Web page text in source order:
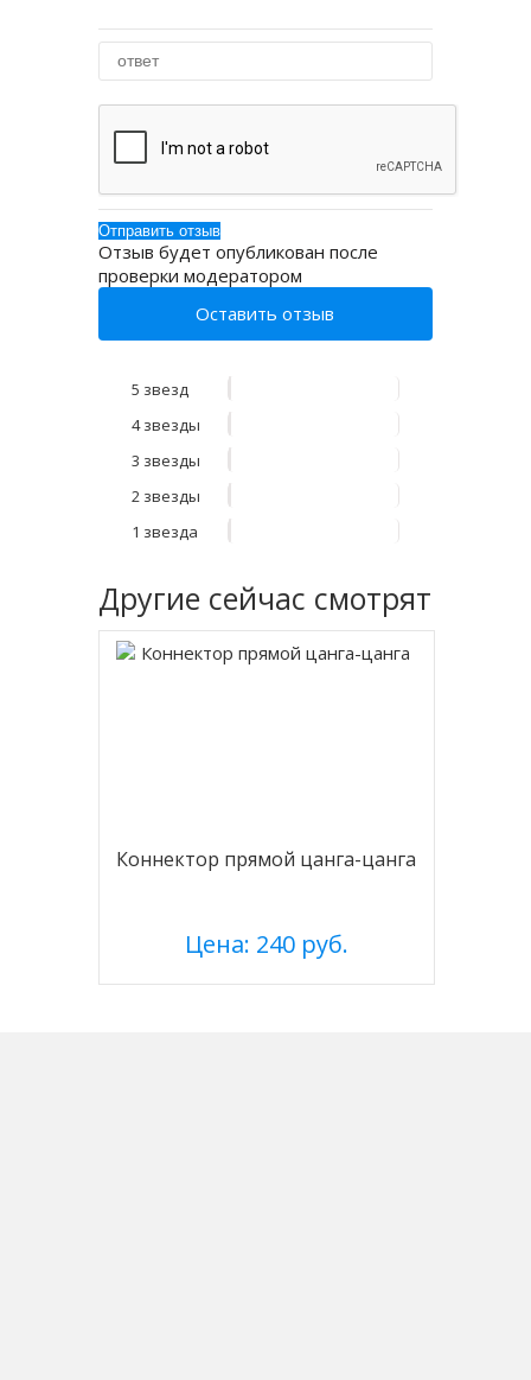
Отзыв будет опубликован после
проверки модератором
Оставить отзыв
5 звезд
4 звезды
3 звезды
2 звезды
1 звезда
Другие сейчас смотрят
Коннектор прямой цанга-цанга
Цена: 240 руб.